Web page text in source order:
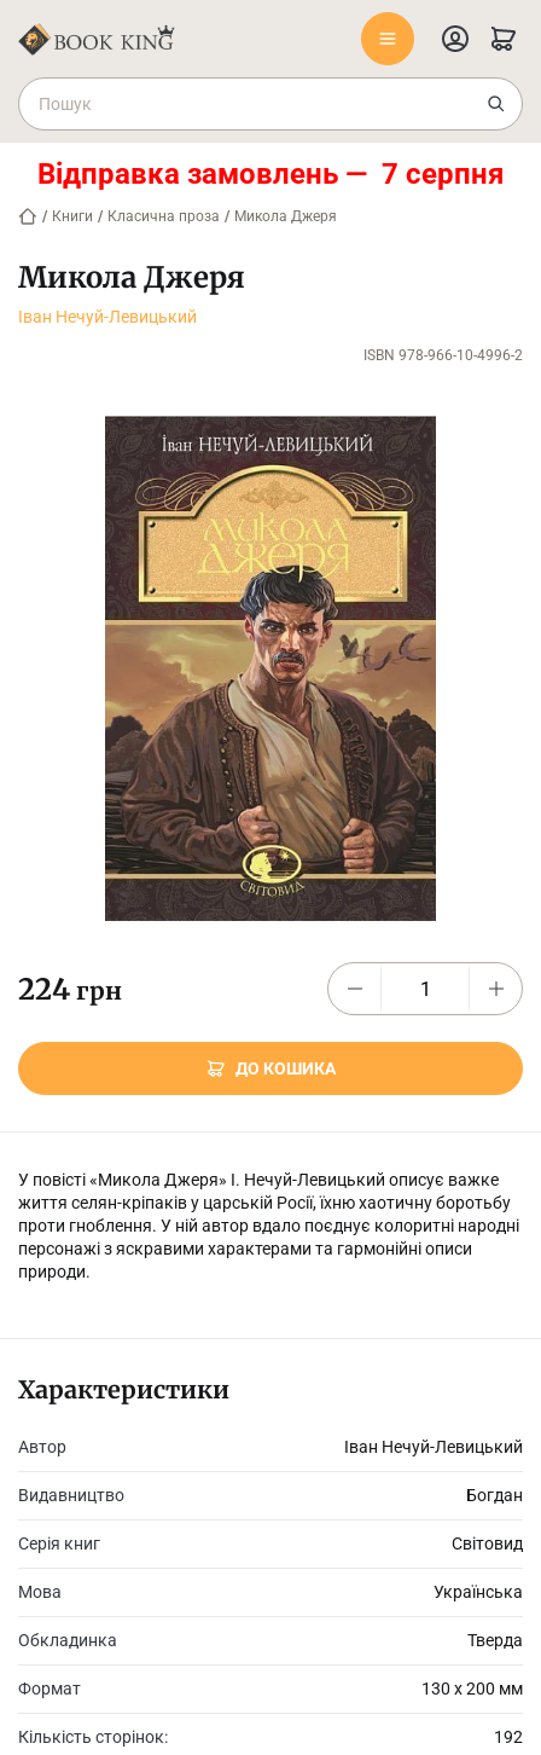
Відправка замовлень — 7 серпня
/ Книги / Класична проза / Микола Джеря
Микола Джеря
Іван Нечуй-Левицький
ISBN 978-966-10-4996-2
224 грн
ДО КОШИКА
У повісті «Микола Джеря» І. Нечуй-Левицький описує важке
життя селян-кріпаків у царській Росії, їхню хаотичну боротьбу
проти гноблення. У ній автор вдало поєднує колоритні народні
персонажі з яскравими характерами та гармонійні описи
природи.
Характеристики
Автор Іван Нечуй-Левицький
Видавництво Богдан
Серія книг Світовид
Мова Українська
Обкладинка Тверда
Формат 130 х 200 мм
Кількість сторінок: 192